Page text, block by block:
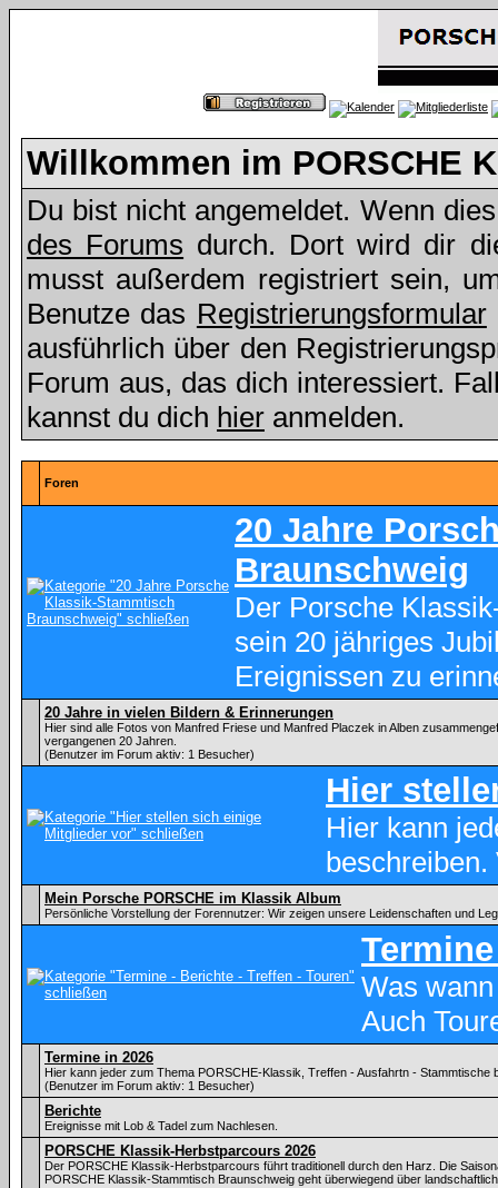
Willkommen im PORSCHE
Du bist nicht angemeldet. Wenn
des Forums durch. Dort wird dir
musst außerdem registriert sein,
Benutze das Registrierungsformular
ausführlich über den
Forum aus, das dich interessiert.
kannst du dich hier anmelden.
Foren
20 Jahre
Braunschweig
Der Porsche
sein 20 jähriges
Ereignissen zu
20 Jahre in vielen Bildern & Erinnerungen
Hier sind alle Fotos von Manfred Friese und Manfred Placzek in Alben
vergangenen 20 Jahren.
(Benutzer im Forum aktiv: 1 Besucher)
Hier
Hier kann
Mein Porsche PORSCHE im Klassik Album
Persönliche Vorstellung der Forennutzer: Wir zeigen unsere Leidenschaften und
Was
Auch
Termine in 2026
Hier kann jeder zum Thema PORSCHE-Klassik, Treffen - Ausfahrtn - Stammtische
(Benutzer im Forum aktiv: 1 Besucher)
Berichte
Ereignisse mit Lob & Tadel zum Nachlesen.
PORSCHE Klassik-Herbstparcours 2026
Der PORSCHE Klassik-Herbstparcours führt traditionell durch den Harz. Die
PORSCHE Klassik-Stammtisch Braunschweig geht überwiegend über